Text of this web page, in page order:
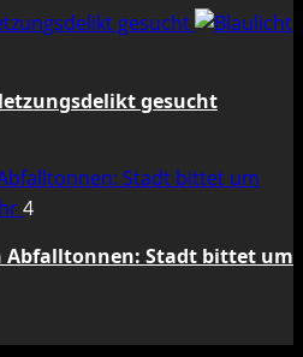
gesucht
gesucht
Stadt bittet um
4
Abfalltonnen: Stadt bittet um